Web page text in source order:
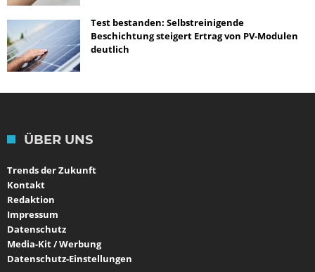
Test bestanden: Selbstreinigende
Beschichtung steigert Ertrag von PV-Modulen
deutlich
ÜBER UNS
Trends der Zukunft
Kontakt
Redaktion
Impressum
Datenschutz
Media-Kit / Werbung
Datenschutz-Einstellungen